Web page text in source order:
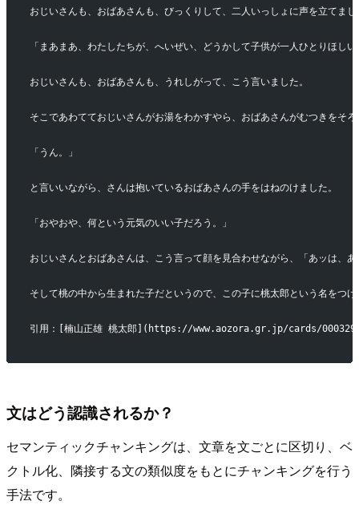
おじいさんも、おばあさんも、びっくりして、二人いっしょに声を立てまし
「まあまあ、わたしたちが、へいぜい、どうかして子供が一人ひとりほ
おじいさんも、おばあさんも、うれしがって、こう言いました。
そこであわてておじいさんがお湯をわかすやら、おばあさんがむつきをそ
「うん。」
と言いいながら、さんは抱いているおばあさんの手をはねのけました。
「おやおや、何という元気のいい子だろう。」
おじいさんとおばあさんは、こう言って顔を見合わせながら、「あッは、
そして桃の中から生まれた子だというので、この子に桃太郎という名をつけ
引用：[楠山正雄 桃太郎](https://www.aozora.gr.jp/cards/
文はどう認識されるか？
セマンティックチャンキングは、文章を文ごとに区切り、ベ
クトル化、隣接する文の類似度をもとにチャンキングを行う
手法です。